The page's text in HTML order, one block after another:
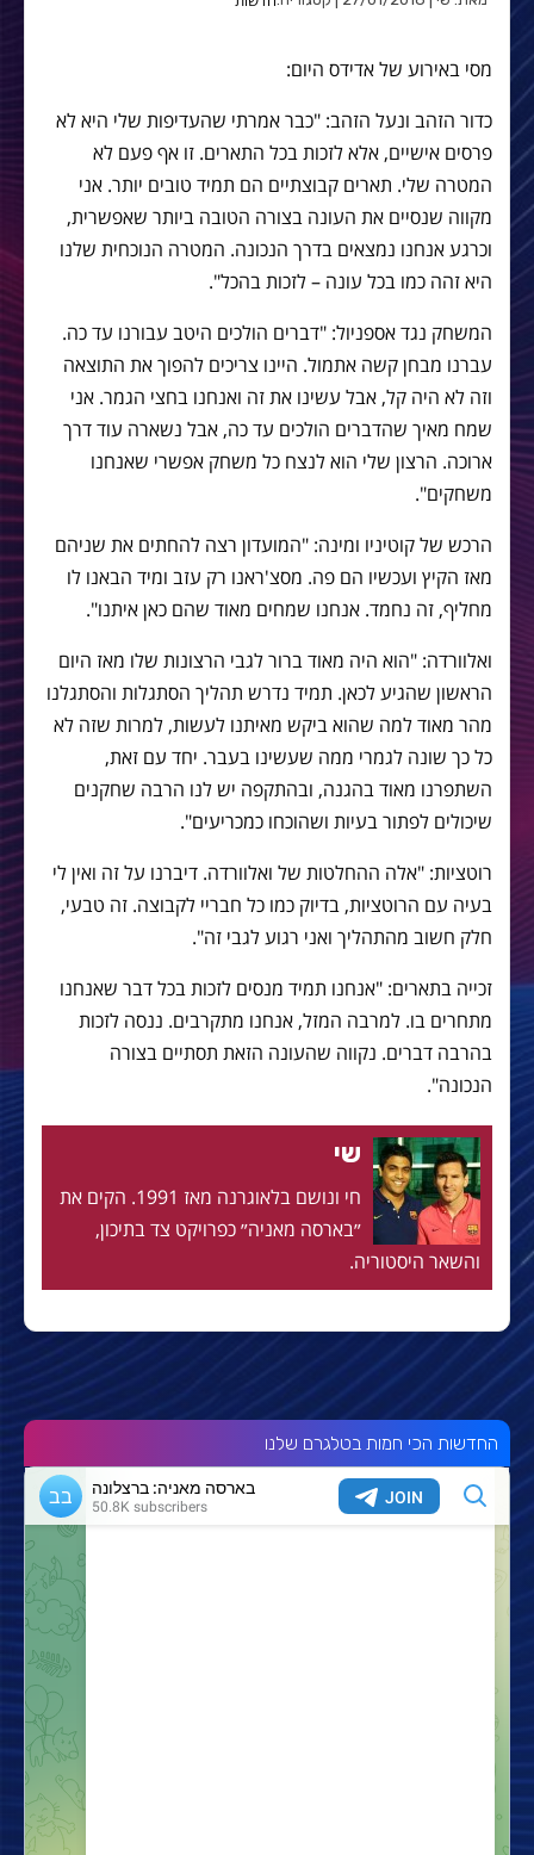
מסי באירוע של אדידס היום:
כדור הזהב ונעל הזהב: "כבר אמרתי שהעדיפות שלי היא לא
פרסים אישיים, אלא לזכות בכל התארים. זו אף פעם לא
המטרה שלי. תארים קבוצתיים הם תמיד טובים יותר. אני
מקווה שנסיים את העונה בצורה הטובה ביותר שאפשרית,
וכרגע אנחנו נמצאים בדרך הנכונה. המטרה הנוכחית שלנו
היא זהה כמו בכל עונה – לזכות בהכל".
המשחק נגד אספניול: "דברים הולכים היטב עבורנו עד כה.
עברנו מבחן קשה אתמול. היינו צריכים להפוך את התוצאה
וזה לא היה קל, אבל עשינו את זה ואנחנו בחצי הגמר. אני
שמח מאיך שהדברים הולכים עד כה, אבל נשארה עוד דרך
ארוכה. הרצון שלי הוא לנצח כל משחק אפשרי שאנחנו
משחקים".
הרכש של קוטיניו ומינה: "המועדון רצה להחתים את שניהם
מאז הקיץ ועכשיו הם פה. מסצ'ראנו רק עזב ומיד הבאנו לו
מחליף, זה נחמד. אנחנו שמחים מאוד שהם כאן איתנו".
ואלוורדה: "הוא היה מאוד ברור לגבי הרצונות שלו מאז היום
הראשון שהגיע לכאן. תמיד נדרש תהליך הסתגלות והסתגלנו
מהר מאוד למה שהוא ביקש מאיתנו לעשות, למרות שזה לא
כל כך שונה לגמרי ממה שעשינו בעבר. יחד עם זאת,
השתפרנו מאוד בהגנה, ובהתקפה יש לנו הרבה שחקנים
שיכולים לפתור בעיות ושהוכחו כמכריעים".
רוטציות: "אלה ההחלטות של ואלוורדה. דיברנו על זה ואין לי
בעיה עם הרוטציות, בדיוק כמו כל חבריי לקבוצה. זה טבעי,
חלק חשוב מהתהליך ואני רגוע לגבי זה".
זכייה בתארים: "אנחנו תמיד מנסים לזכות בכל דבר שאנחנו
מתחרים בו. למרבה המזל, אנחנו מתקרבים. ננסה לזכות
בהרבה דברים. נקווה שהעונה הזאת תסתיים בצורה
הנכונה".
שי
חי ונושם בלאוגרנה מאז 1991. הקים את
״בארסה מאניה״ כפרויקט צד בתיכון,
והשאר היסטוריה.
החדשות הכי חמות בטלגרם שלנו